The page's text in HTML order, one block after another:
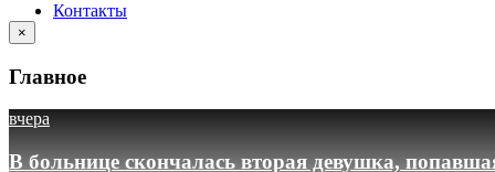
Контакты
×
Главное
вчера
В больнице скончалась вторая девушка,